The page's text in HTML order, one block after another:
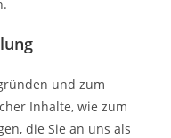
und zum
Inhalte, wie zum
die Sie an uns als